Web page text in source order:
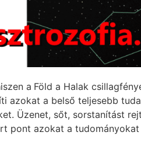
a Föld a Halak
azokat a belső teljesebb
Üzenet, sőt, sorstanítást
pont azokat a